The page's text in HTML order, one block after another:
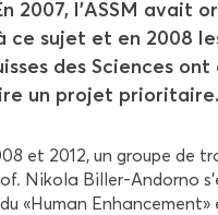
Pro­mo­tion
2007, l’ASSM avait
ce sujet et en 2008
des Sciences
un pro­jet prio­ri­taire.
et 2012, un groupe de
Ni­ko­la Biller-​Andorno
«Human